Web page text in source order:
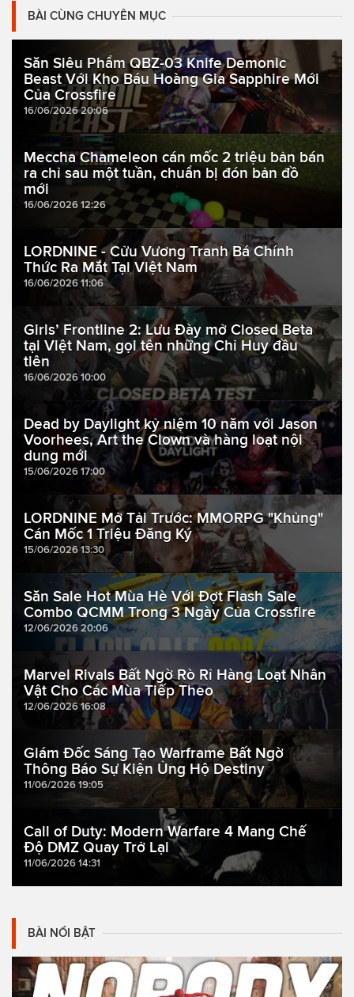
BÀI CÙNG CHUYÊN MỤC
Săn Siêu Phẩm QBZ-03 Knife Demonic
Beast Với Kho Báu Hoàng Gia Sapphire Mới
Của Crossfire
16/06/2026 20:06
Meccha Chameleon cán mốc 2 triệu bản bán
ra chỉ sau một tuần, chuẩn bị đón bản đồ
mới
16/06/2026 12:26
LORDNINE - Cửu Vương Tranh Bá Chính
Thức Ra Mắt Tại Việt Nam
16/06/2026 11:06
Girls’ Frontline 2: Lưu Đày mở Closed Beta
tại Việt Nam, gọi tên những Chỉ Huy đầu
tiên
16/06/2026 10:00
Dead by Daylight kỷ niệm 10 năm với Jason
Voorhees, Art the Clown và hàng loạt nội
dung mới
15/06/2026 17:00
LORDNINE Mở Tải Trước: MMORPG "Khủng"
Cán Mốc 1 Triệu Đăng Ký
15/06/2026 13:30
Săn Sale Hot Mùa Hè Với Đợt Flash Sale
Combo QCMM Trong 3 Ngày Của Crossfire
12/06/2026 20:06
Marvel Rivals Bất Ngờ Rò Rỉ Hàng Loạt Nhân
Vật Cho Các Mùa Tiếp Theo
12/06/2026 16:08
Giám Đốc Sáng Tạo Warframe Bất Ngờ
Thông Báo Sự Kiện Ủng Hộ Destiny
11/06/2026 19:05
Call of Duty: Modern Warfare 4 Mang Chế
Độ DMZ Quay Trở Lại
11/06/2026 14:31
BÀI NỔI BẬT